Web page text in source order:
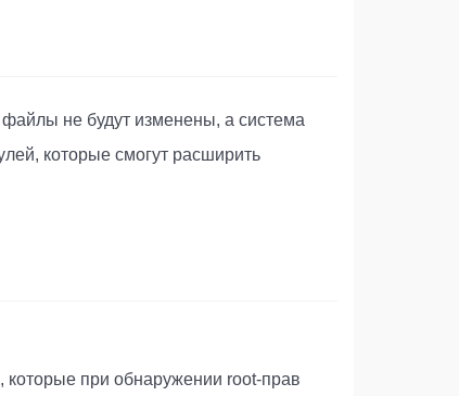
не будут изменены, а система
которые смогут расширить
которые при обнаружении root-прав